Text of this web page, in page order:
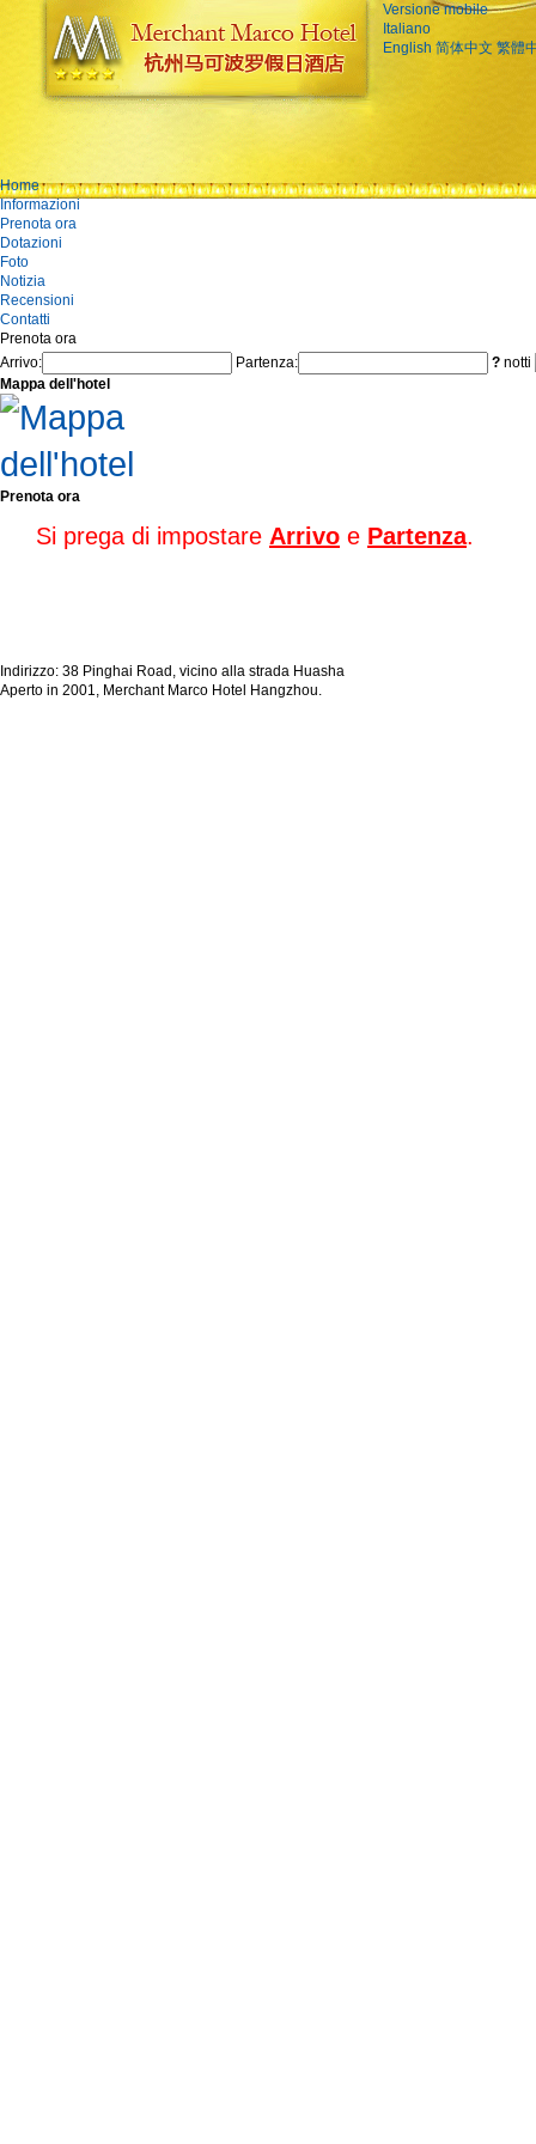
Versione mobile
Italiano
English 简体中文 繁體
Home
Informazioni
Prenota ora
Dotazioni
Foto
Notizia
Recensioni
Contatti
Prenota ora
Arrivo:
Partenza: ? notti
Mappa dell'hotel
Prenota ora
Si prega di impostare Arrivo e Partenza.
Indirizzo: 38 Pinghai Road, vicino alla strada Huasha
Aperto in 2001, Merchant Marco Hotel Hangzhou.